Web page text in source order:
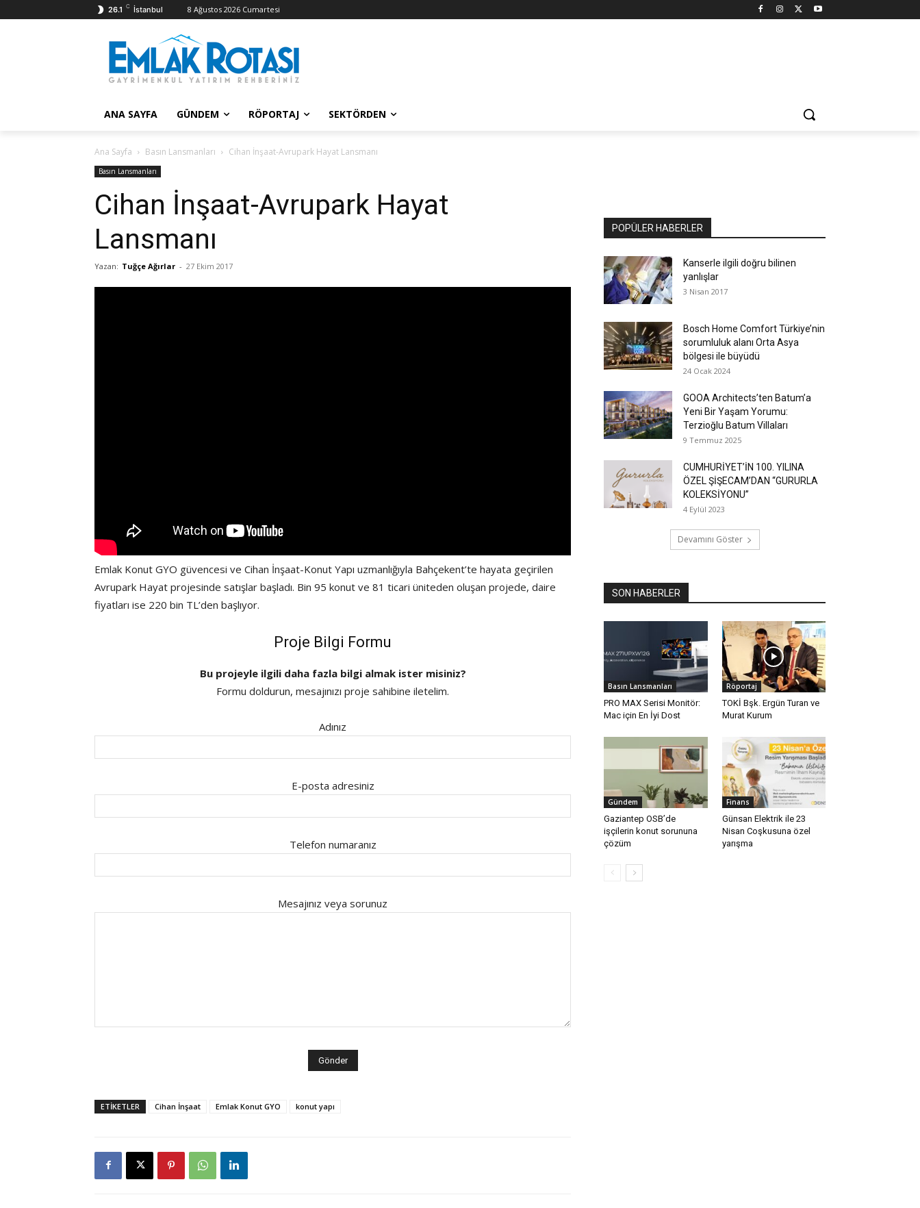
26.1 C İstanbul 8 Ağustos 2026 Cumartesi
ANA SAYFA GÜNDEM RÖPORTAJ SEKTÖRDEN
Ana Sayfa Basın Lansmanları Cihan İnşaat-Avrupark Hayat Lansmanı
Basın Lansmanları
Cihan İnşaat-Avrupark Hayat
Lansmanı
Yazan: Tuğçe Ağırlar - 27 Ekim 2017
Emlak Konut GYO güvencesi ve Cihan İnşaat-Konut Yapı uzmanlığıyla Bahçekent’te hayata geçirilen
Avrupark Hayat projesinde satışlar başladı. Bin 95 konut ve 81 ticari üniteden oluşan projede, daire
fiyatları ise 220 bin TL’den başlıyor.
Proje Bilgi Formu
Bu projeyle ilgili daha fazla bilgi almak ister misiniz?
Formu doldurun, mesajınızı proje sahibine iletelim.
Adınız
E-posta adresiniz
Telefon numaranız
Mesajınız veya sorunuz
ETİKETLER Cihan İnşaat Emlak Konut GYO konut yapı
POPÜLER HABERLER
Kanserle ilgili doğru bilinen
yanlışlar
3 Nisan 2017
Bosch Home Comfort Türkiye’nin
sorumluluk alanı Orta Asya
bölgesi ile büyüdü
24 Ocak 2024
GOOA Architects’ten Batum’a
Yeni Bir Yaşam Yorumu:
Terzioğlu Batum Villaları
9 Temmuz 2025
CUMHURİYET’İN 100. YILINA
ÖZEL ŞİŞECAM’DAN “GURURLA
KOLEKSİYONU”
4 Eylül 2023
Devamını Göster
SON HABERLER
Basın Lansmanları
PRO MAX Serisi Monitör:
Mac için En İyi Dost
Röportaj
TOKİ Bşk. Ergün Turan ve
Murat Kurum
Gündem
Gaziantep OSB’de
işçilerin konut sorununa
çözüm
Finans
Günsan Elektrik ile 23
Nisan Coşkusuna özel
yarışma